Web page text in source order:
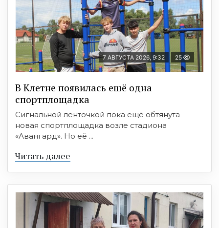
7 АВГУСТА 2026, 9:32 25
В Клетне появилась ещё одна
спортплощадка
Сигнальной ленточкой пока ещё обтянута
новая спортплощадка возле стадиона
«Авангард». Но её ...
Читать далее